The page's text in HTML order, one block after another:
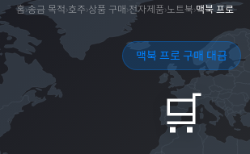
홈›송금 목적›호주›상품 구매 ›전자제품›노트북›맥북 프로
맥북 프로 구매 대금
🛒